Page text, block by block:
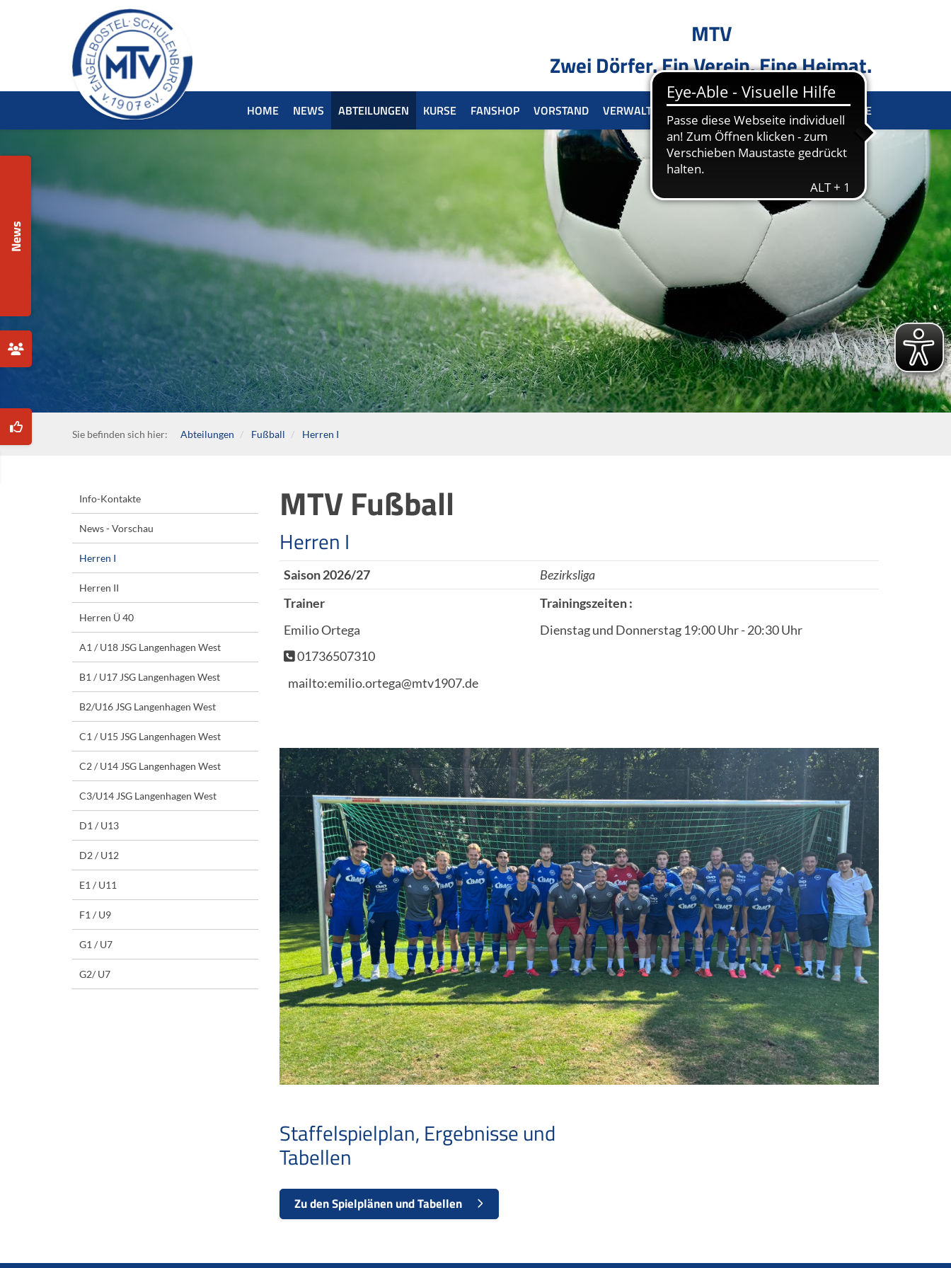
News
MTV
Zwei Dörfer. Ein Verein. Eine Heimat.
HOME NEWS ABTEILUNGEN KURSE FANSHOP VORSTAND VERWALTUNG SPONSOREN KONTAKT TERMINE
Sie befinden sich hier: Abteilungen Fußball Herren I
MTV Fußball
Herren I
Saison 2026/27
Bezirksliga
Trainer
Emilio Ortega
01736507310
mailto:emilio.ortega@mtv1907.de
Trainingszeiten :
Dienstag und Donnerstag 19:00 Uhr - 20:30 Uhr
Staffelspielplan, Ergebnisse und
Tabellen
Zu den Spielplänen und Tabellen
Info-Kontakte
News - Vorschau
Herren I
Herren II
Herren Ü 40
A1 / U18 JSG Langenhagen West
B1 / U17 JSG Langenhagen West
B2/U16 JSG Langenhagen West
C1 / U15 JSG Langenhagen West
C2 / U14 JSG Langenhagen West
C3/U14 JSG Langenhagen West
D1 / U13
D2 / U12
E1 / U11
F1 / U9
G1 / U7
G2/ U7